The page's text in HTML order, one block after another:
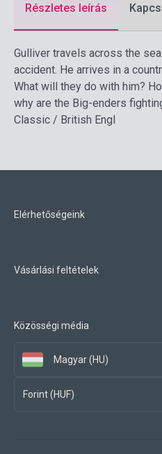
Részletes leírás
Gulliver travels across the
accident. He arrives in a
What will they do with him?
why are the Big-enders
Classic / British Engl
Elérhetőségeink
Vásárlási feltételek
Közösségi média
Magyar (HU)
Forint (HUF)